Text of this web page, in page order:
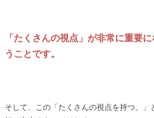
「たくさんの視点」が非常に重要
うことです。
そして、この「たくさんの視点を持つ。」